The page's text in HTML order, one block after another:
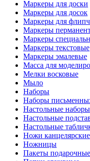
Маркеры для доски
Маркеры для досок
Маркеры для
Маркеры
Маркеры
Маркеры текстовые
Маркеры эмалевые
Масса для
Мелки восковые
Мыло
Наборы
Наборы
Настольные наборы
Настольные
Настольные
Ножи канцелярские
Ножницы
Пакеты подарочные